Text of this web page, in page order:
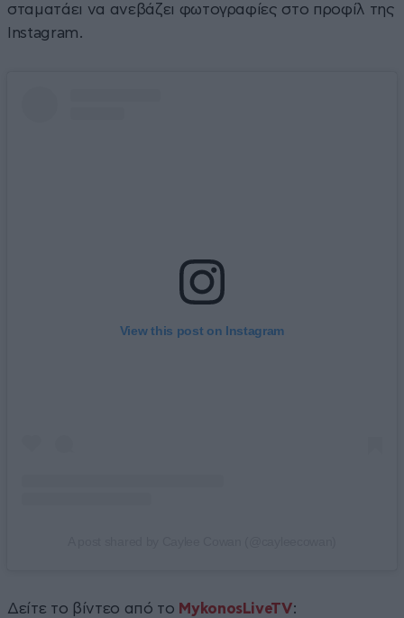
σταματάει να ανεβάζει φωτογραφίες στο προφίλ της
Instagram.
View this post on Instagram
Δείτε το βίντεο από το MykonosLiveTV: